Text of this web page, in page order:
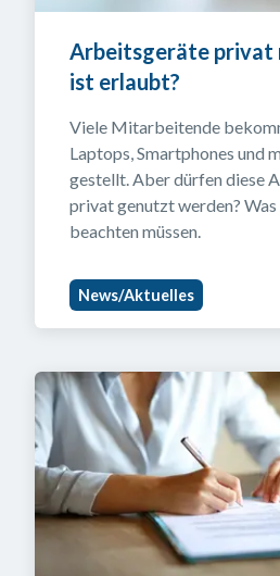
Arbeitsgeräte privat
ist erlaubt?
Viele Mitarbeitende
Laptops, Smartphones und
gestellt. Aber dürfen diese
privat genutzt werden?
beachten müssen.
News/Aktuelles